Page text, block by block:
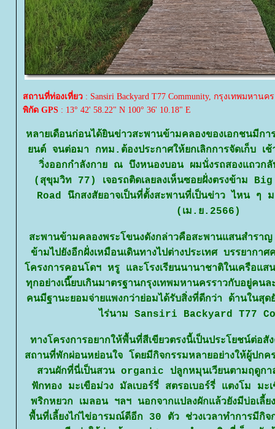
สถานที่ท่องเที่ยว : Sansiri Backyard T77 Community, กรุงเทพมหาน
พิกัด GPS : 13° 42' 58.22" N 100° 36' 10.18" E
หลายเดือนก่อนได้ยินข่าวสะพานข้ามคลองของเอกชนมีกา
นต์ จนต่อมา กทม.ต้องประกาศให้ยกเลิกการจัดเก็บ เช้
วิ่งออกกำลังกาย ณ บึงหนองบอน ผมนั่งรถสองแถวก
(สุขุมวิท 77) เจอรถติดเลยลงเห็นซอยฝั่งตรงข้าม
Road นึกสงสัยอาจเป็นที่ตั้งสะพานที่เป็นข่าว ไหน ๆ
(เม.ย.2566)
สะพานข้ามคลองพระโขนงดังกล่าวคือสะพานแสนสำรา
ข้ามไปยังอีกฝั่งเหมือนเดินทางไปต่างประเทศ บรรยากา
ครงการคอนโดฯ หรู และโรงเรียนนานาชาติในเครือแส
ทุกอย่างเนี๊ยบเกินมาตรฐานกรุงเทพมหานครราวกับอยู่ค
คนมีฐานะยอมจ่ายแพงกว่าย่อมได้รับสิ่งที่ดีกว่า ด้านในสุด
ไร่นาม Sansiri Backyard T77
ทางโครงการอยากให้พื้นที่สีเขียวตรงนี้เป็นประโยชน์ต่อสั
สถานที่พักผ่อนหย่อนใจ โดยมีกิจกรรมหลายอย่างให้ผู้ปก
สวนผักที่นี่เป็นสวน organic ปลูกหมุนเวียนตามฤดู
ฟักทอง มะเขือม่วง มัลเบอร์รี่ สตรอเบอร์รี่ แตงโม มะ
พริกหยวก เมลอน ฯลฯ นอกจากแปลงผักแล้วยังมีบ่อเ
พื้นที่เลี้ยงไก่ไข่อารมณ์ดีอีก 30 ตัว ช่วงเวลาทำการมีกิจ